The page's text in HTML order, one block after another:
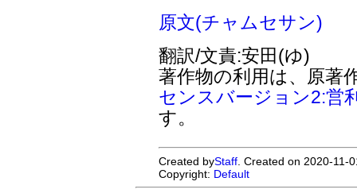
原文(チャムセサン)
翻訳/文責:安田(ゆ)
著作物の利用は、原著
センスバージョン2:営
す。
Created byStaff . Created on 2020-
Copyright: Default